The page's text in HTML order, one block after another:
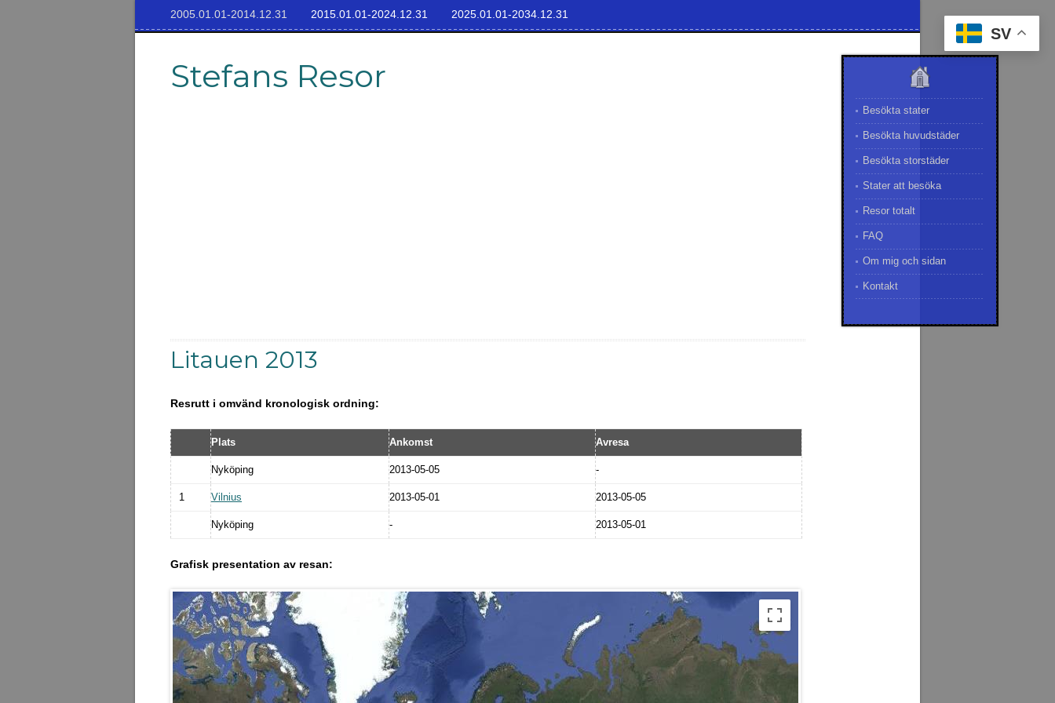
2005.01.01-2014.12.31 2015.01.01-2024.12.31 2025.01.01-2034.12.31
Stefans Resor
Besökta stater
Besökta huvudstäder
Besökta storstäder
Stater att besöka
Resor totalt
FAQ
Om mig och sidan
Kontakt
Litauen 2013
Resrutt i omvänd kronologisk ordning:
Plats Ankomst Avresa
Nyköping 2013-05-05 -
1 Vilnius 2013-05-01 2013-05-05
Nyköping - 2013-05-01
Grafisk presentation av resan:
SV